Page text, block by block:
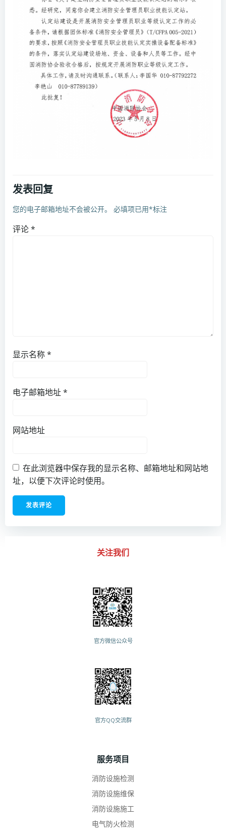
发表回复
您的电子邮箱地址不会被公开。 必填项已用*标注
评论*
显示名称*
电子邮箱地址*
网站地址
在此浏览器中保存我的显示名称、邮箱地址和网站地
址，以便下次评论时使用。
关注我们
官方微信公众号
官方QQ交流群
服务项目
消防设施检测
消防设施维保
消防设施施工
电气防火检测